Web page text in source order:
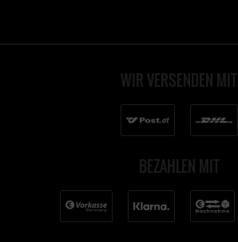
WIR VERSENDEN MIT
BEZAHLEN MIT